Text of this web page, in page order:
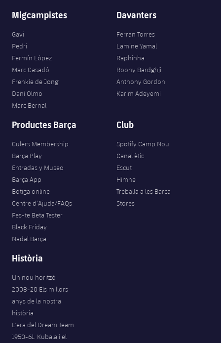
Migcampistes
Gavi
Pedri
Fermín López
Marc Casadó
Frenkie de Jong
Dani Olmo
Marc Bernal
Davanters
Ferran Torres
Lamine Yamal
Raphinha
Roony Bardghji
Anthony Gordon
Karim Adeyemi
Productes Barça
Culers Membership
Barça Play
Entradas y Museo
Barça App
Botiga online
Centre d’Ajuda/FAQs
Fes-te Beta Tester
Black Friday
Nadal Barça
Club
Spotify Camp Nou
Canal ètic
Escut
Himne
Treballa a les Barça
Stores
Història
Un nou horitzó
2008-20 Els millors
anys de la nostra
història
L'era del Dream Team
1950-61. Kubala i el